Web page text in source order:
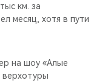
км. за
месяц, хотя в пути
на шоу «Алые
верхотуры